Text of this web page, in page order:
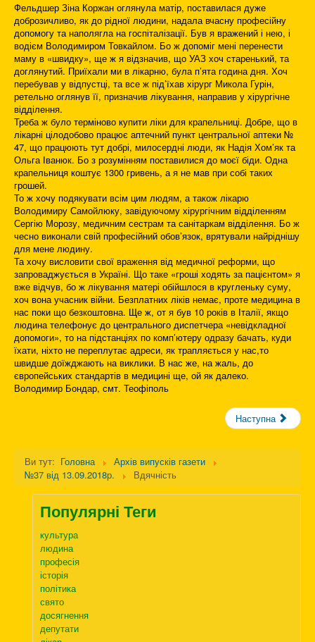
Фельдшер Зіна Коржан оглянула матір, поставилася дуже
доброзичливо, як до рідної людини, надала вчасну професійну
допомогу та наполягла на госпіталізації. Був я вражений і нею, і
водієм Володимиром Товкайлом. Бо ж допоміг мені перенести
маму в «швидку», ще ж я відзначив, що УАЗ хоч старенький, та
доглянутий. Приїхали ми в лікарню, була п’ята година дня. Хоч
перебував у відпустці, та все ж під’їхав хірург Микола Гурін,
ретельно оглянув її, призначив лікування, направив у хірургічне
відділення.
Треба ж було терміново купити ліки для крапельниці. Добре, що в
лікарні цілодобово працює аптечний пункт центральної аптеки №
47, що працюють тут добрі, милосердні люди, як Надія Хом’як та
Ольга Іванюк. Бо з розумінням поставилися до моєї біди. Одна
крапельниця коштує 1300 гривень, а я не мав при собі таких
грошей.
То ж хочу подякувати всім цим людям, а також лікарю
Володимиру Самойлюку, завідуючому хірургічним відділенням
Сергію Морозу, медичним сестрам та санітаркам відділення. Бо ж
чесно виконали свій професійний обов’язок, врятували найріднішу
для мене людину.
Та хочу висловити свої враження від медичної реформи, що
запроваджується в Україні. Що таке «гроші ходять за пацієнтом» я
вже відчув, бо ж лікування матері обійшлося в кругленьку суму,
хоч вона учасник війни. Безплатних ліків немає, проте медицина в
нас поки що безкоштовна. Ще ж, от я був 10 років в Італії, якщо
людина телефонує до центрального диспетчера «невідкладної
допомоги», то на підстанціях по комп’ютеру одразу бачать, куди
їхати, ніхто не переплутає адреси, як трапляється у нас,то
швидше доїжджають на виклики. В нас же, на жаль, до
європейських стандартів в медицині ще, ой як далеко.
Володимир Бондар, смт. Теофіполь
Наступна
Ви тут: Головна
Архів випусків газети
№37 від 13.09.2018р.
Вдячність
Популярні Теги
культура
людина
професія
історія
політика
свято
досягнення
депутати